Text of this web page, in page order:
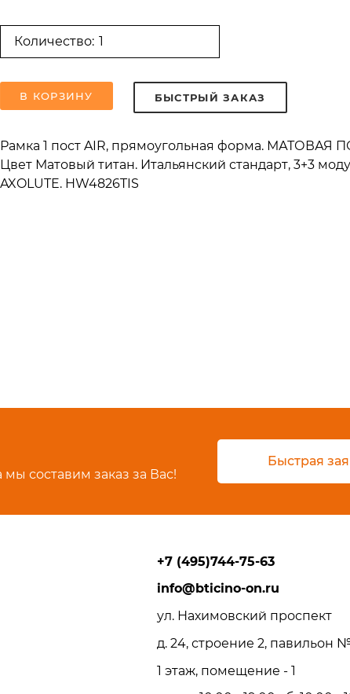
Количество:
В КОРЗИНУ БЫСТРЫЙ ЗАКАЗ
Рамка 1 пост AIR, прямоугольная форма. МАТОВАЯ
Цвет Матовый титан. Итальянский стандарт, 3+3
AXOLUTE. HW4826TIS
составим заказ за Вас!
Быстрая
+7 (495)744-75-63
info@bticino-on.ru
ул. Нахимовский проспект
д. 24, строение 2, павильон
1 этаж, помещение - 1